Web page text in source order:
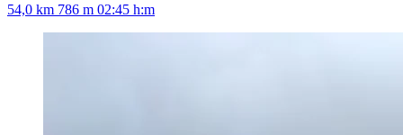
54,0 km 786 m 02:45 h:m